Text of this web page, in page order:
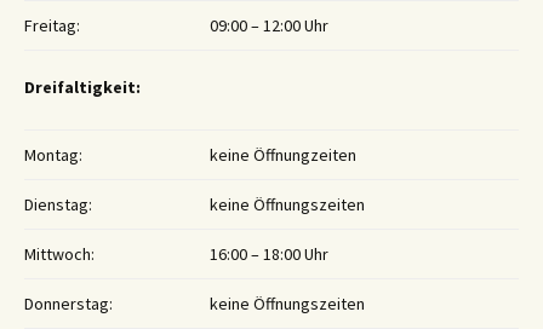
Freitag: 09:00 – 12:00 Uhr
Dreifaltigkeit:
Montag: keine Öffnungzeiten
Dienstag: keine Öffnungszeiten
Mittwoch: 16:00 – 18:00 Uhr
Donnerstag: keine Öffnungszeiten